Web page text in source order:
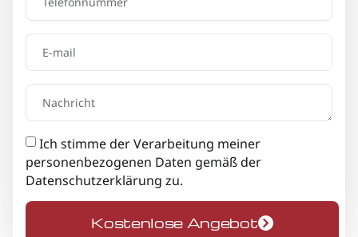
Ich stimme der Verarbeitung meiner
personenbezogenen Daten gemäß der
Datenschutzerklärung zu.
Kostenlose Angebot